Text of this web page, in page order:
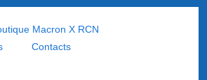
Macron X RCN
Contacts